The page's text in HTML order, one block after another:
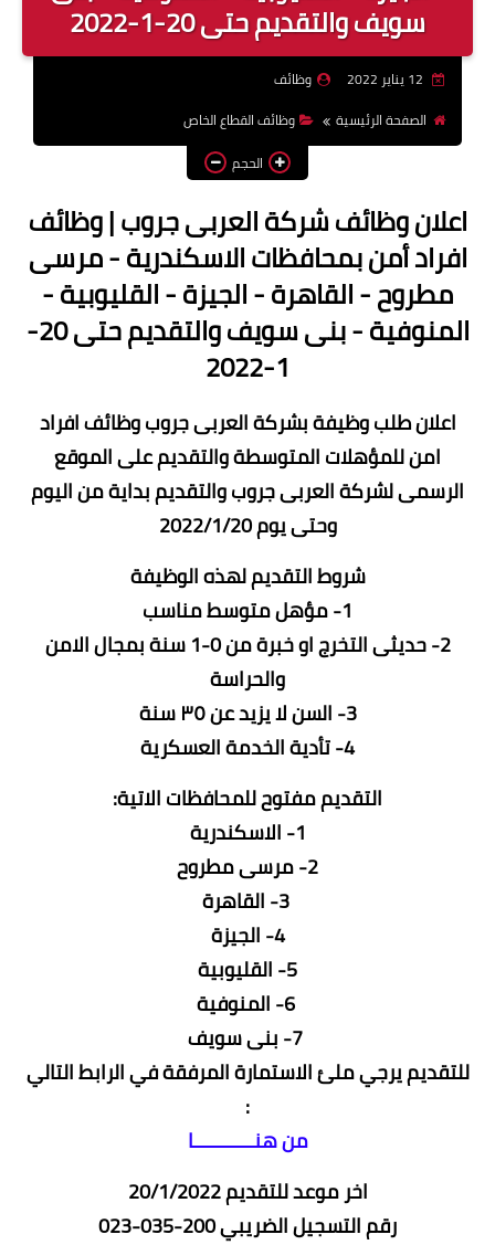
وظائف اعضاء هيئة تدريس
بالجامعات والمعاهد
سويف والتقديم حتى 20-1-2022
وظائف
الصفحة الرئيسية
وظائف القطاع الخاص
الحجم
اعلان وظائف شركة العربى جروب | وظائف
افراد أمن بمحافظات الاسكندرية - مرسى
مطروح - القاهرة - الجيزة - القليوبية -
المنوفية - بنى سويف والتقديم حتى 20-
1-2022
اعلان طلب وظيفة بشركة العربى جروب وظائف افراد
امن للمؤهلات المتوسطة والتقديم على الموقع
الرسمى لشركة العربى جروب والتقديم بداية من اليوم
وحتى يوم 2022/1/20
شروط التقديم لهذه الوظيفة
1- مؤهل متوسط مناسب
2- حديثى التخرج او خبرة من 0-1 سنة بمجال الامن
والحراسة
3- السن لا يزيد عن ٣٥ سنة
4- تأدية الخدمة العسكرية
التقديم مفتوح للمحافظات الاتية:
1- الاسكندرية
2- مرسى مطروح
3- القاهرة
4- الجيزة
5- القليوبية
6- المنوفية
للتقديم يرجي ملئ الاستمارة المرفقة في الرابط التالي
:
من هنـــــــــــا
اخر موعد للتقديم 20/1/2022
رقم التسجيل الضريبي 200-035-023